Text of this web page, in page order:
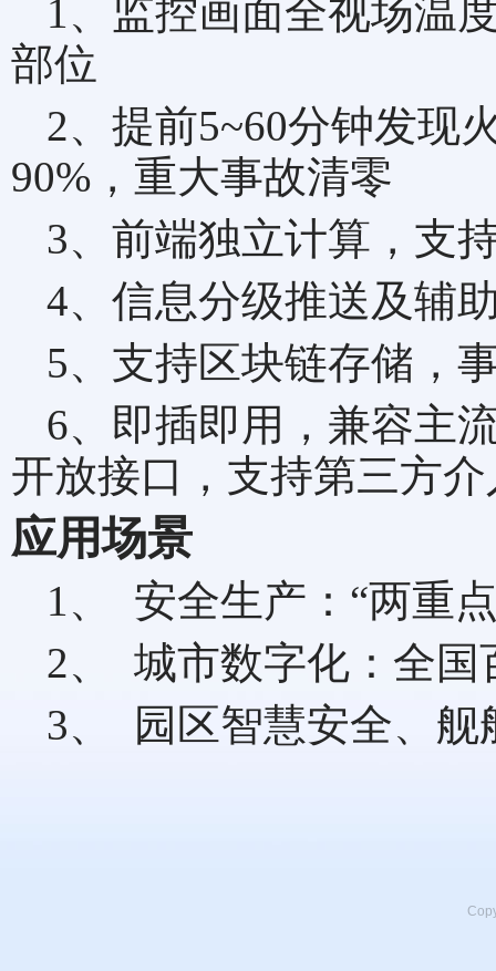
1、监控画面全视场温
部位
2、提前5~60分钟发现
90%，重大事故清零
3、前端独立计算，支
4、信息分级推送及辅
5、支持区块链存储，
6、即插即用，兼容主
开放接口，支持第三方
应用场景
1、 安全生产：“两重
2、 城市数字化：全国
3、 园区智慧安全、舰